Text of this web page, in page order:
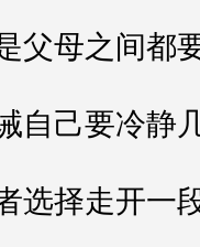
父母之间都
自己要冷静
选择走开一